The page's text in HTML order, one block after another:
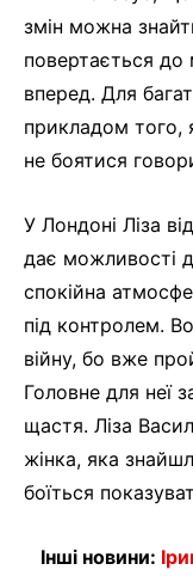
змін можна
повертається до
вперед. Для
прикладом того,
не боятися
У Лондоні Ліза
дає можливості
спокійна
під контролем.
війну, бо вже
Головне для неї
щастя. Ліза
жінка, яка
боїться
Інші новини: